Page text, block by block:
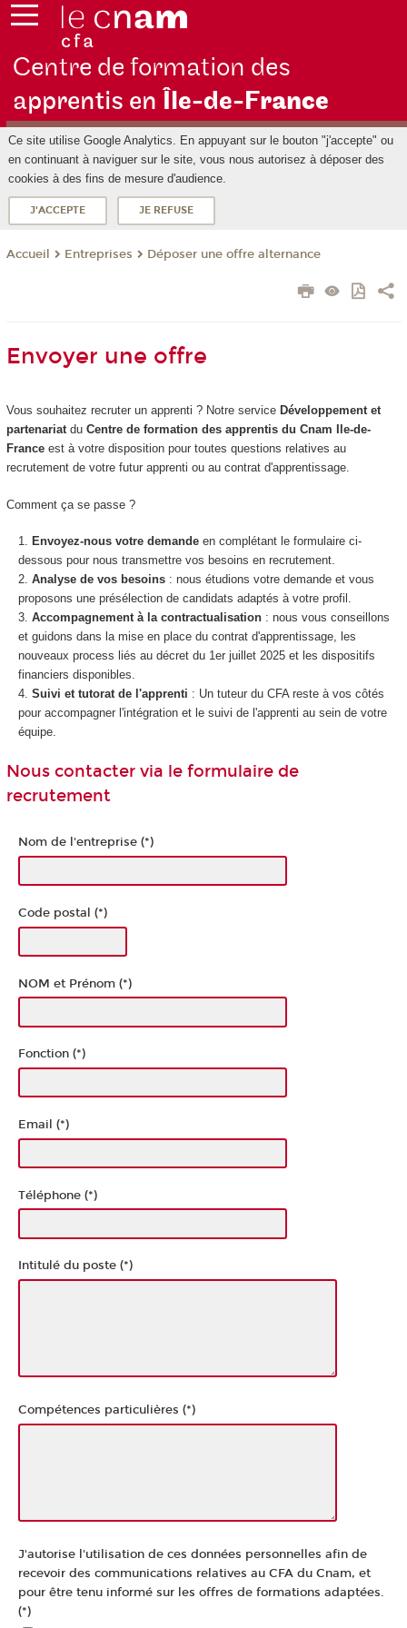
Centre de formation des
apprentis en Île-de-France
Ce site utilise Google Analytics. En appuyant sur le bouton "j'accepte" ou
en continuant à naviguer sur le site, vous nous autorisez à déposer des
cookies à des fins de mesure d'audience.
J'ACCEPTE JE REFUSE
Accueil Entreprises Déposer une offre alternance
Envoyer une offre
Vous souhaitez recruter un apprenti ? Notre service Développement et
partenariatdu Centre de formation des apprentis du Cnam Ile-de-
Franceest à votre disposition pour toutes questions relatives au
recrutement de votre futur apprenti ou au contrat d'apprentissage.
Comment ça se passe ?
Envoyez-nous votre demandeen complétant le formulaire ci-
dessous pour nous transmettre vos besoins en recrutement.
Analyse de vos besoins: nous étudions votre demande et vous
proposons une présélection de candidats adaptés à votre profil.
Accompagnement à la contractualisation: nous vous conseillons
et guidons dans la mise en place du contrat d'apprentissage, les
nouveaux process liés au décret du 1er juillet 2025 et les dispositifs
financiers disponibles.
Suivi et tutorat de l'apprenti : Un tuteur du CFA reste à vos côtés
pour accompagner l'intégration et le suivi de l'apprenti au sein de votre
équipe.
Nous contacter via le formulaire de
recrutement
Nom de l'entreprise (*)
Code postal (*)
NOM et Prénom (*)
Fonction (*)
Email (*)
Téléphone (*)
Intitulé du poste (*)
Compétences particulières (*)
J'autorise l'utilisation de ces données personnelles afin de
recevoir des communications relatives au CFA du Cnam, et
pour être tenu informé sur les offres de formations adaptées.
(*)